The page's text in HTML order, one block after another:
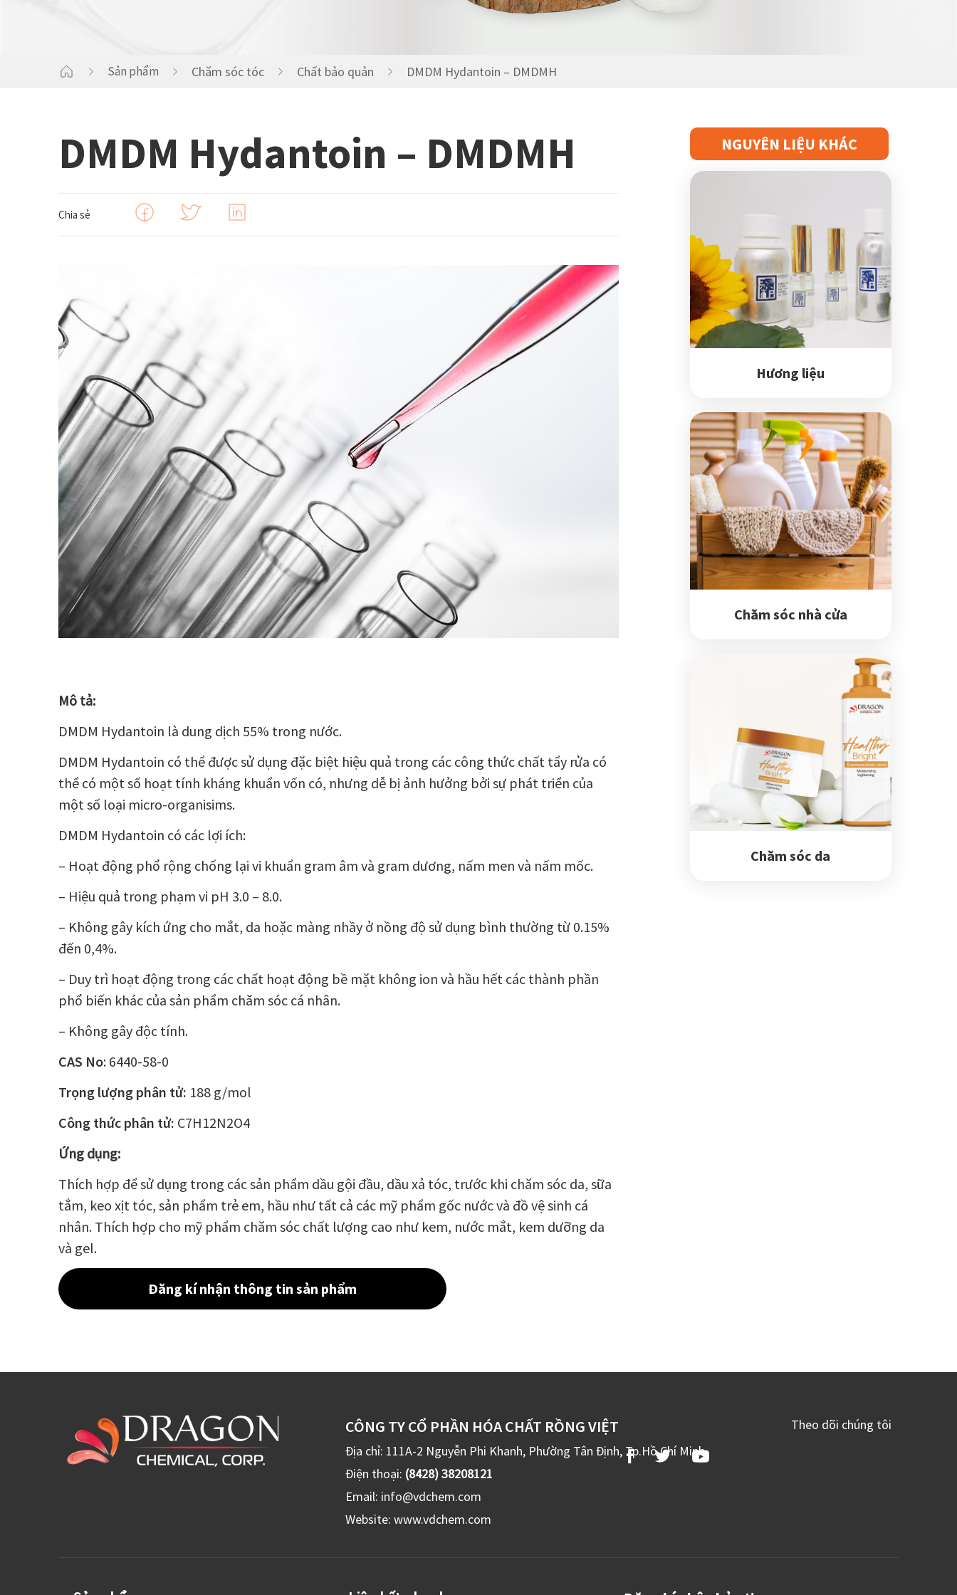
Sản phẩm Chăm sóc tóc Chất bảo quản DMDM Hydantoin – DMDMH
DMDM Hydantoin – DMDMH
Chia sẻ
Mô tả:
DMDM Hydantoin là dung dịch 55% trong nước.
DMDM Hydantoin có thể được sử dụng đặc biệt hiệu quả trong các công thức chất tẩy rửa có
thể có một số hoạt tính kháng khuẩn vốn có, nhưng dễ bị ảnh hưởng bởi sự phát triển của
một số loại micro-organisims.
DMDM Hydantoin có các lợi ích:
– Hoạt động phổ rộng chống lại vi khuẩn gram âm và gram dương, nấm men và nấm mốc.
– Hiệu quả trong phạm vi pH 3.0 – 8.0.
– Không gây kích ứng cho mắt, da hoặc màng nhầy ở nồng độ sử dụng bình thường từ 0.15%
đến 0,4%.
– Duy trì hoạt động trong các chất hoạt động bề mặt không ion và hầu hết các thành phần
phổ biến khác của sản phẩm chăm sóc cá nhân.
– Không gây độc tính.
CAS No: 6440-58-0
Trọng lượng phân tử: 188 g/mol
Công thức phân tử: C7H12N2O4
Ứng dụng:
Thích hợp để sử dụng trong các sản phẩm dầu gội đầu, dầu xả tóc, trước khi chăm sóc da, sữa
tắm, keo xịt tóc, sản phẩm trẻ em, hầu như tất cả các mỹ phẩm gốc nước và đồ vệ sinh cá
nhân. Thích hợp cho mỹ phẩm chăm sóc chất lượng cao như kem, nước mắt, kem dưỡng da
và gel.
Đăng kí nhận thông tin sản phẩm
NGUYÊN LIỆU KHÁC
Hương liệu
Chăm sóc nhà cửa
Chăm sóc da
CÔNG TY CỔ PHẦN HÓA CHẤT RỒNG VIỆT
Địa chỉ: 111A-2 Nguyễn Phi Khanh, Phường Tân Định, Tp.Hồ Chí Minh
Điện thoại: (8428) 38208121
Email: info@vdchem.com
Website:www.vdchem.com
Theo dõi chúng tôi